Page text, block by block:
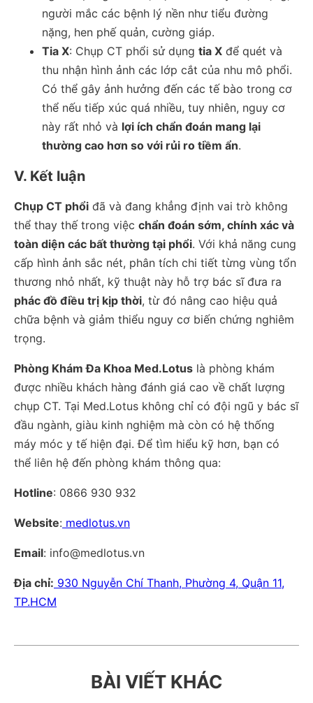
người mắc các bệnh lý nền như tiểu đường
nặng, hen phế quản, cường giáp.
Tia X: Chụp CT phổi sử dụng tia X để quét và
thu nhận hình ảnh các lớp cắt của nhu mô phổi.
Có thể gây ảnh hưởng đến các tế bào trong cơ
thể nếu tiếp xúc quá nhiều, tuy nhiên, nguy cơ
này rất nhỏ và lợi ích chẩn đoán mang lại
thường cao hơn so với rủi ro tiềm ẩn.
V. Kết luận
Chụp CT phổi đã và đang khẳng định vai trò không
thể thay thế trong việc chẩn đoán sớm, chính xác và
toàn diện các bất thường tại phổi. Với khả năng cung
cấp hình ảnh sắc nét, phân tích chi tiết từng vùng tổn
thương nhỏ nhất, kỹ thuật này hỗ trợ bác sĩ đưa ra
phác đồ điều trị kịp thời, từ đó nâng cao hiệu quả
chữa bệnh và giảm thiểu nguy cơ biến chứng nghiêm
trọng.
Phòng Khám Đa Khoa Med.Lotus là phòng khám
được nhiều khách hàng đánh giá cao về chất lượng
chụp CT. Tại Med.Lotus không chỉ có đội ngũ y bác sĩ
đầu ngành, giàu kinh nghiệm mà còn có hệ thống
máy móc y tế hiện đại. Để tìm hiểu kỹ hơn, bạn có
thể liên hệ đến phòng khám thông qua:
Hotline: 0866 930 932
Website: medlotus.vn
Email: info@medlotus.vn
Địa chỉ: 930 Nguyễn Chí Thanh, Phường 4, Quận 11,
TP.HCM
BÀI VIẾT KHÁC